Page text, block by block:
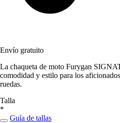
Envío gratuito
La chaqueta de moto Furygan
comodidad y estilo para los
ruedas.
Talla
*
Guía de tallas